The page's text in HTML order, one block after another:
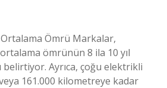
Ömrü Markalar,
ömrünün 8 ila 10 yıl
Ayrıca, çoğu elektrikli
161.000 kilometreye kadar